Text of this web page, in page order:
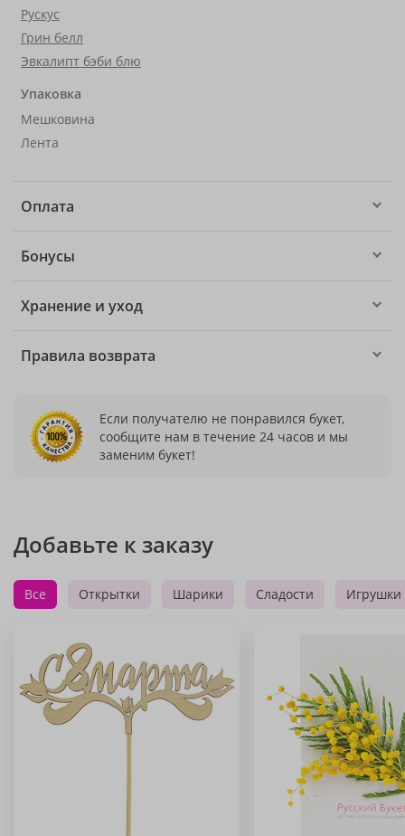
Рускус
Грин белл
Эвкалипт бэби блю
Упаковка
Мешковина
Лента
Оплата
Бонусы
Хранение и уход
Правила возврата
Если получателю не понравился букет,
сообщите нам в течение 24 часов и мы
заменим букет!
Добавьте к заказу
Все Открытки Шарики Сладости Игрушки